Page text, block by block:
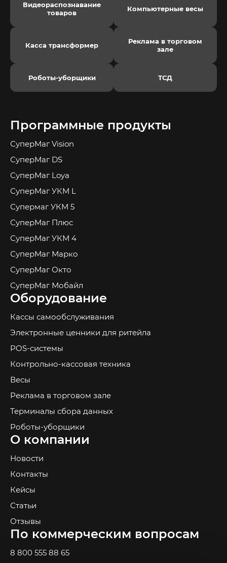
Видеораспознавание
товаров
Компьютерные весы
Касса трансформер
Реклама в торговом
зале
Роботы-уборщики ТСД
Программные продукты
СуперМаг Vision
СуперМаг DS
СуперМаг Loya
СуперМаг УКМ L
Супермаг УКМ 5
СуперМаг Плюс
СуперМаг УКМ 4
СуперМаг Марко
СуперМаг Окто
СуперМаг Мобайл
Оборудование
Кассы самообслуживания
Электронные ценники для ритейла
POS-системы
Контрольно-кассовая техника
Весы
Реклама в торговом зале
Терминалы сбора данных
Роботы-уборщики
О компании
Новости
Контакты
Кейсы
Статьи
Отзывы
По коммерческим вопросам
8 800 555 88 65